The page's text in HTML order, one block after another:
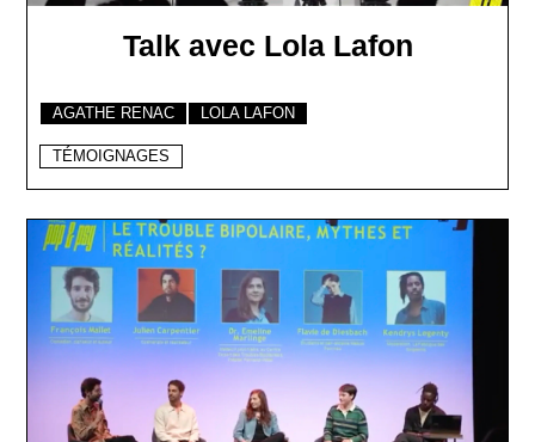
Talk avec Lola Lafon
AGATHE RENAC LOLA LAFON
TÉMOIGNAGES